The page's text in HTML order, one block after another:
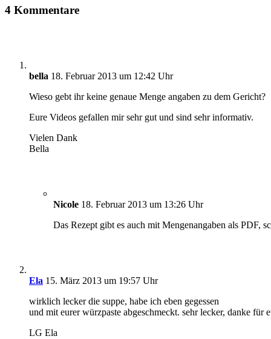
4 Kommentare
bella 18. Februar 2013 um 12:42 Uhr
Wieso gebt ihr keine genaue Menge angaben zu dem Gericht?
Eure Videos gefallen mir sehr gut und sind sehr informativ.
Vielen Dank
Bella
Nicole 18. Februar 2013 um 13:26 Uhr
Das Rezept gibt es auch mit Mengenangaben als PDF,
Ela 15. März 2013 um 19:57 Uhr
wirklich lecker die suppe, habe ich eben gegessen
und mit eurer würzpaste abgeschmeckt. sehr lecker, danke für
LG Ela